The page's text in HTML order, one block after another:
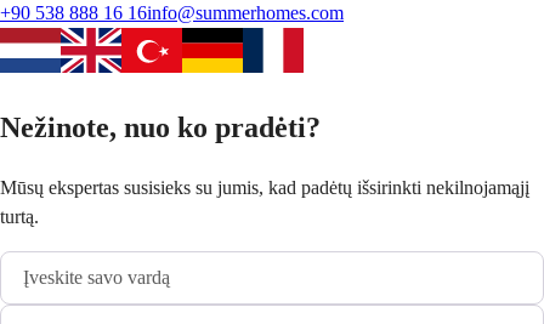
+90 538 888 16 16info@summerhomes.com
Nežinote, nuo ko pradėti?
Mūsų ekspertas susisieks su jumis, kad padėtų išsirinkti nekilnojamąjį
turtą.